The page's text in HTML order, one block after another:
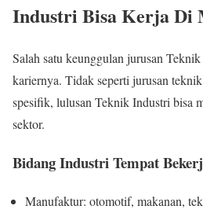
Industri Bisa Kerja Di
Salah satu keunggulan jurusan
kariernya. Tidak seperti jurusan
spesifik, lulusan Teknik Industri bisa
sektor.
Bidang Industri Tempat
Manufaktur: otomotif, makanan,